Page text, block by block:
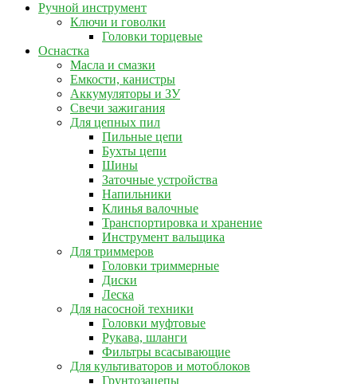
Ручной инструмент
Ключи и говолки
Головки торцевые
Оснастка
Масла и смазки
Емкости, канистры
Аккумуляторы и ЗУ
Свечи зажигания
Для цепных пил
Пильные цепи
Бухты цепи
Шины
Заточные устройства
Напильники
Клинья валочные
Транспортировка и хранение
Инструмент вальщика
Для триммеров
Головки триммерные
Диски
Леска
Для насосной техники
Головки муфтовые
Рукава, шланги
Фильтры всасывающие
Для культиваторов и мотоблоков
Грунтозацепы